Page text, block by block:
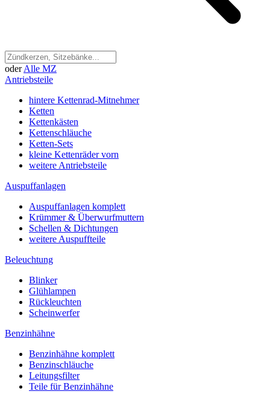
oder Alle MZ
Antriebsteile
hintere Kettenrad-Mitnehmer
Ketten
Kettenkästen
Kettenschläuche
Ketten-Sets
kleine Kettenräder vorn
weitere Antriebsteile
Auspuffanlagen
Auspuffanlagen komplett
Krümmer & Überwurfmuttern
Schellen & Dichtungen
weitere Auspuffteile
Beleuchtung
Blinker
Glühlampen
Rückleuchten
Scheinwerfer
Benzinhähne
Benzinhähne komplett
Benzinschläuche
Leitungsfilter
Teile für Benzinhähne